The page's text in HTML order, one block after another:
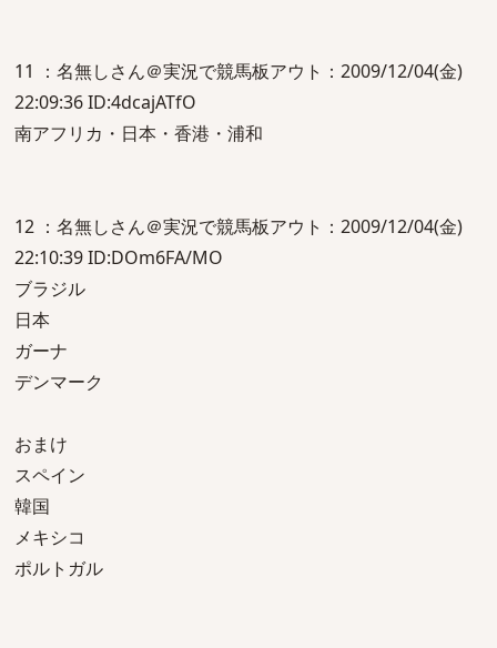
11 ：名無しさん＠実況で競馬板アウト：2009/12/04(金)
22:09:36 ID:4dcajATfO
南アフリカ・日本・香港・浦和
12 ：名無しさん＠実況で競馬板アウト：2009/12/04(金)
22:10:39 ID:DOm6FA/MO
ブラジル
日本
ガーナ
デンマーク
おまけ
スペイン
韓国
メキシコ
ポルトガル